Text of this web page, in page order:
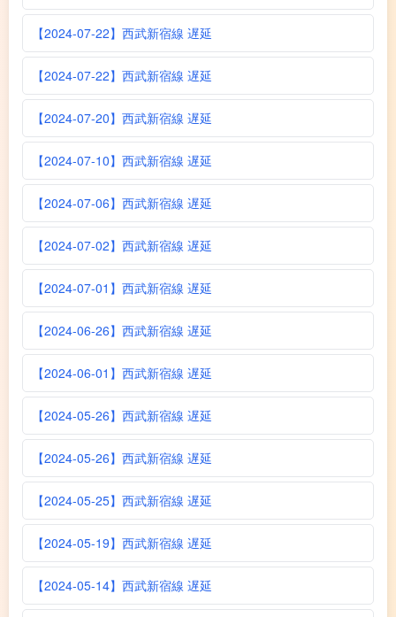
【2024-07-22】西武新宿線 遅延
【2024-07-22】西武新宿線 遅延
【2024-07-20】西武新宿線 遅延
【2024-07-10】西武新宿線 遅延
【2024-07-06】西武新宿線 遅延
【2024-07-02】西武新宿線 遅延
【2024-07-01】西武新宿線 遅延
【2024-06-26】西武新宿線 遅延
【2024-06-01】西武新宿線 遅延
【2024-05-26】西武新宿線 遅延
【2024-05-26】西武新宿線 遅延
【2024-05-25】西武新宿線 遅延
【2024-05-19】西武新宿線 遅延
【2024-05-14】西武新宿線 遅延